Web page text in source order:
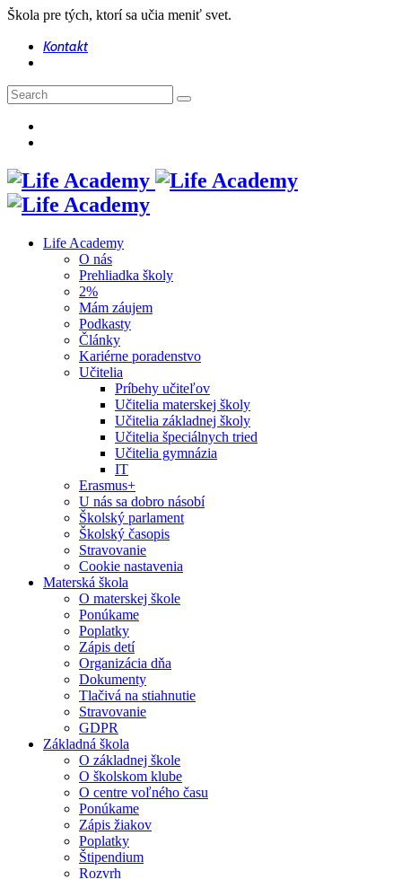
Škola pre tých, ktorí sa učia meniť svet.
Kontakt
Life Academy
O nás
Prehliadka školy
2%
Mám záujem
Podkasty
Články
Kariérne poradenstvo
Učitelia
Príbehy učiteľov
Učitelia materskej školy
Učitelia základnej školy
Učitelia špeciálnych tried
Učitelia gymnázia
IT
Erasmus+
U nás sa dobro násobí
Školský parlament
Školský časopis
Stravovanie
Cookie nastavenia
Materská škola
O materskej škole
Ponúkame
Poplatky
Zápis detí
Organizácia dňa
Dokumenty
Tlačivá na stiahnutie
Stravovanie
GDPR
Základná škola
O základnej škole
O školskom klube
O centre voľného času
Ponúkame
Zápis žiakov
Poplatky
Štipendium
Rozvrh